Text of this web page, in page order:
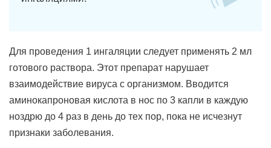
Для проведения 1 ингаляции следует применять 2 мл
готового раствора. Этот препарат нарушает
взаимодействие вируса с организмом. Вводится
аминокапроновая кислота в нос по 3 капли в каждую
ноздрю до 4 раз в день до тех пор, пока не исчезнут
признаки заболевания.